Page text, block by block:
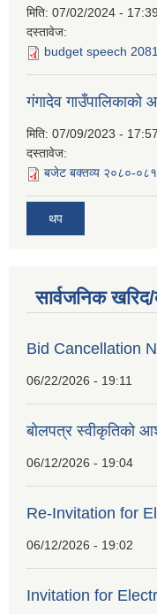
मिति: 07/02/2024 - 17:39
दस्तावेज:
budget speech
गंगादेव
मिति: 07/09/2023 - 17:57
दस्तावेज:
बजेट बक्तव्य २०८०-
थप
सार्वजनिक
Bid Cancellation
06/22/2026 - 19:11
बोलपत्र स्वीकृतिको
06/12/2026 - 19:04
Re-Invitation for
06/12/2026 - 19:02
Invitation for